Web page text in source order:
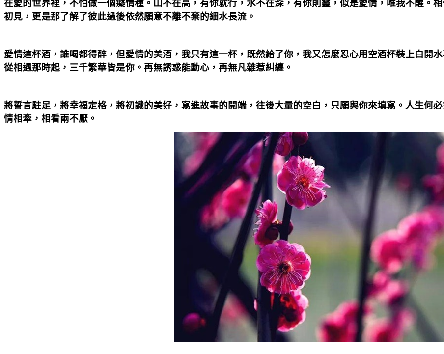
在愛的世界裡，不怕做一個癡情種。山不在高，有你就行，水不在深，有你則靈，似是愛情，唯我不醒。
初見，更是那了解了彼此過後依然願意不離不棄的細水長流。
愛情這杯酒，誰喝都得醉，但愛情的美酒，我只有這一杯，既然給了你，我又怎麼忍心用空酒杯裝上白開
從相遇那時起，三千繁華皆是你。再無誘惑能動心，再無凡雜惹糾纏。
將誓言駐足，將幸福定格，將初識的美好，寫進故事的開端，往後大量的空白，只願與你來填寫。人生何
情相牽，相看兩不厭。